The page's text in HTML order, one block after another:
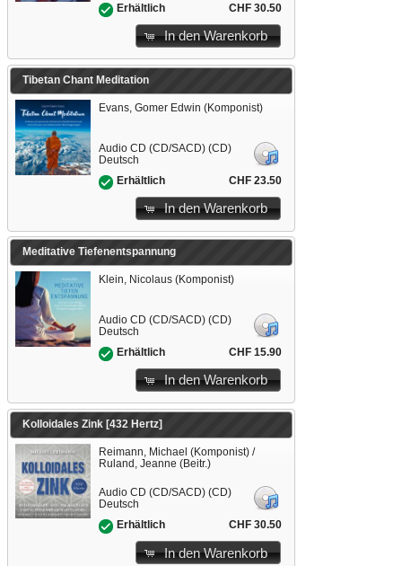
Erhältlich
CHF 30.50
In den Warenkorb
Tibetan Chant Meditation
Evans, Gomer Edwin (Komponist)
Audio CD (CD/SACD) (CD)
Deutsch
Erhältlich
CHF 23.50
In den Warenkorb
Meditative Tiefenentspannung
Klein, Nicolaus (Komponist)
Audio CD (CD/SACD) (CD)
Deutsch
Erhältlich
CHF 15.90
In den Warenkorb
Kolloidales Zink [432 Hertz]
Reimann, Michael (Komponist) /
Ruland, Jeanne (Beitr.)
Audio CD (CD/SACD) (CD)
Deutsch
Erhältlich
CHF 30.50
In den Warenkorb